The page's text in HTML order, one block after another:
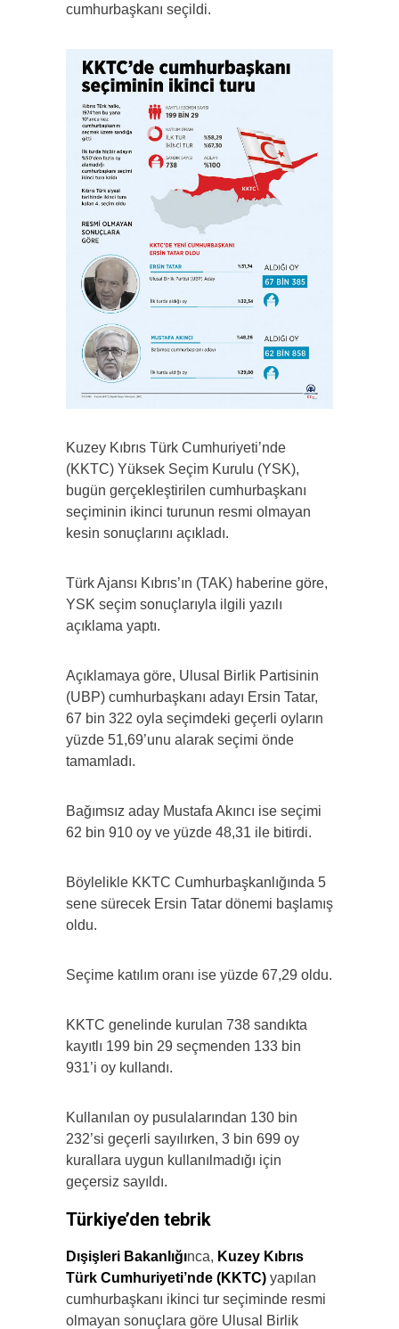
cumhurbaşkanı seçildi.
Kuzey Kıbrıs Türk Cumhuriyeti’nde
(KKTC) Yüksek Seçim Kurulu (YSK),
bugün gerçekleştirilen cumhurbaşkanı
seçiminin ikinci turunun resmi olmayan
kesin sonuçlarını açıkladı.
Türk Ajansı Kıbrıs’ın (TAK) haberine göre,
YSK seçim sonuçlarıyla ilgili yazılı
açıklama yaptı.
Açıklamaya göre, Ulusal Birlik Partisinin
(UBP) cumhurbaşkanı adayı Ersin Tatar,
67 bin 322 oyla seçimdeki geçerli oyların
yüzde 51,69’unu alarak seçimi önde
tamamladı.
Bağımsız aday Mustafa Akıncı ise seçimi
62 bin 910 oy ve yüzde 48,31 ile bitirdi.
Böylelikle KKTC Cumhurbaşkanlığında 5
sene sürecek Ersin Tatar dönemi başlamış
oldu.
Seçime katılım oranı ise yüzde 67,29 oldu.
KKTC genelinde kurulan 738 sandıkta
kayıtlı 199 bin 29 seçmenden 133 bin
931’i oy kullandı.
Kullanılan oy pusulalarından 130 bin
232’si geçerli sayılırken, 3 bin 699 oy
kurallara uygun kullanılmadığı için
geçersiz sayıldı.
Türkiye’den tebrik
Dışişleri Bakanlığınca, Kuzey Kıbrıs
Türk Cumhuriyeti’nde (KKTC) yapılan
cumhurbaşkanı ikinci tur seçiminde resmi
olmayan sonuçlara göre Ulusal Birlik